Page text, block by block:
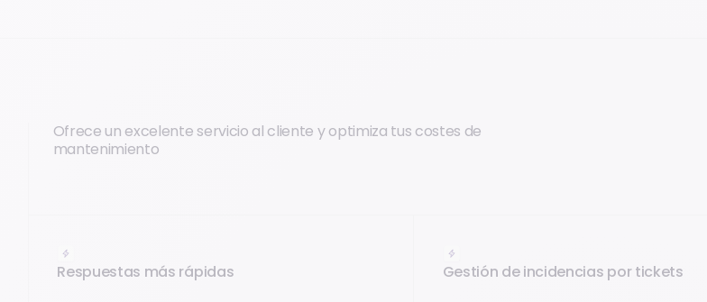
Ofrece un excelente servicio al cliente y optimiza tus costes de
mantenimiento
Respuestas más rápidas Gestión de incidencias por tickets